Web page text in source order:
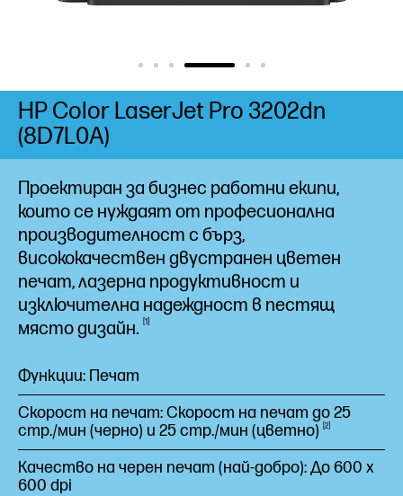
Проектиран за бизнес работни екипи,
които се нуждаят от професионална
производителност с бърз,
висококачествен двустранен цветен
печат, лазерна продуктивност и
изключителна надеждност в пестящ
мястодизайн. 1
Функции: Печат
Скорост на печат: Скорост на печат до 25
стр./мин (черно) и 25 стр./мин (цветно) 2
Качество на черен печат (най-добро): До 600 x
600 dpi
HP Color LaserJet Pro 3202dn
(8D7L0A)